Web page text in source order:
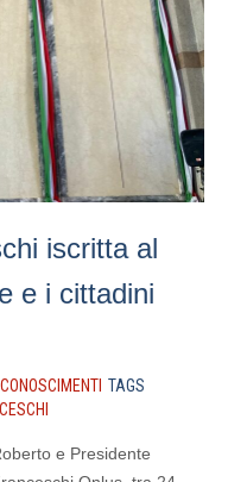
iscritta al
e i cittadini
TAGS
e Presidente